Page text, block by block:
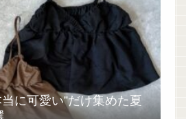
に可愛い”だけ集めた夏